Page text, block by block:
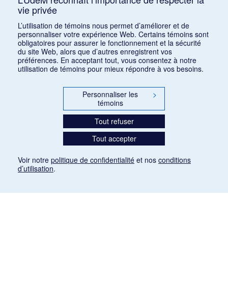
Szifer
vie privée
L’utilisation de témoins nous permet d’améliorer et de
personnaliser votre expérience Web. Certains témoins sont
obligatoires pour assurer le fonctionnement et la sécurité
du site Web, alors que d’autres enregistrent vos
préférences. En acceptant tout, vous consentez à notre
utilisation de témoins pour mieux répondre à vos besoins.
Personnaliser les
témoins
>
Tout refuser
Tout accepter
Voir notre politique de confidentialité et nos conditions
d’utilisation.